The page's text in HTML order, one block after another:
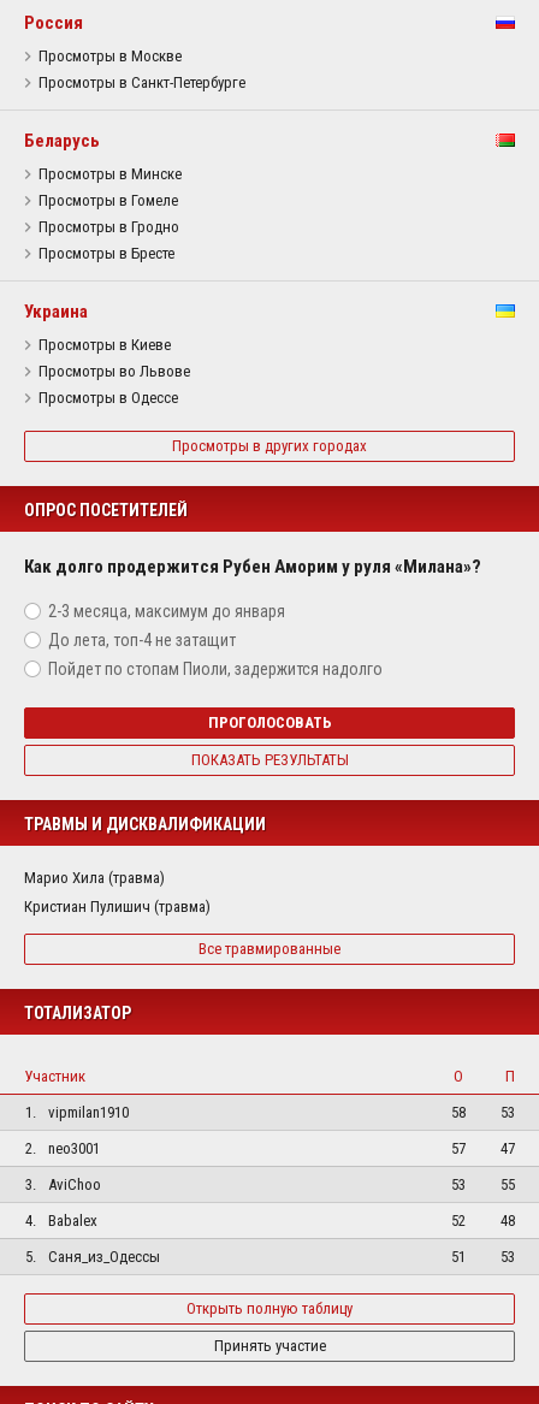
Россия
Просмотры в Москве
Просмотры в Санкт-Петербурге
Беларусь
Просмотры в Минске
Просмотры в Гомеле
Просмотры в Гродно
Просмотры в Бресте
Украина
Просмотры в Киеве
Просмотры во Львове
Просмотры в Одессе
Просмотры в других городах
ОПРОС ПОСЕТИТЕЛЕЙ
Как долго продержится Рубен Аморим у руля «Милана»?
2-3 месяца, максимум до января
До лета, топ-4 не затащит
Пойдет по стопам Пиоли, задержится надолго
ПРОГОЛОСОВАТЬ
ПОКАЗАТЬ РЕЗУЛЬТАТЫ
ТРАВМЫ И ДИСКВАЛИФИКАЦИИ
Марио Хила (травма)
Кристиан Пулишич (травма)
Все травмированные
ТОТАЛИЗАТОР
Участник О
П
1.
vipmilan1910 58
53
2.
neo3001 57
47
3.
AviChoo 53
55
4.
Babalex 52
48
5.
Саня_из_Одессы 51 53
Открыть полную таблицу
Принять участие